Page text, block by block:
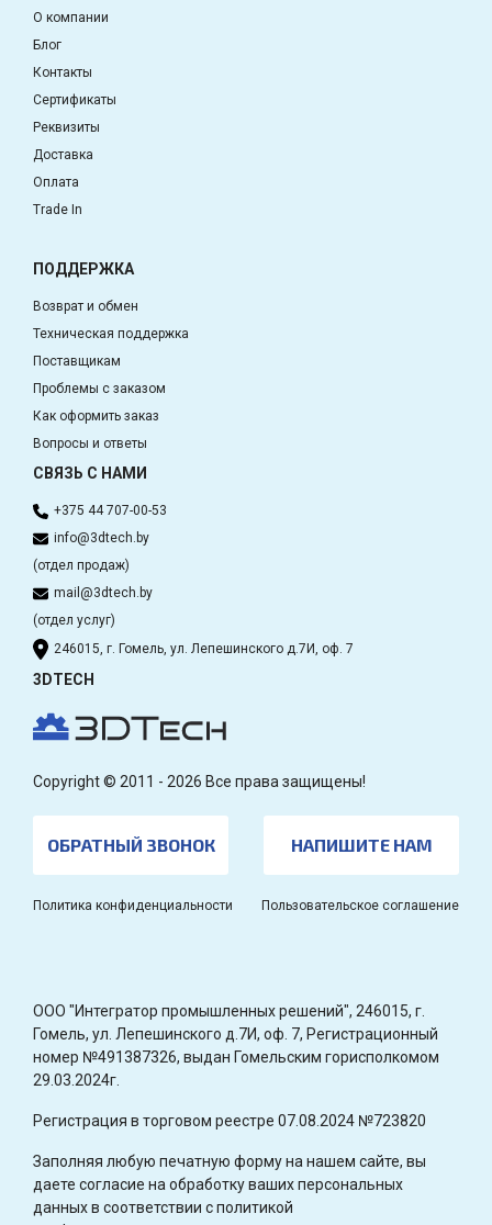
О компании
Блог
Контакты
Сертификаты
Реквизиты
Доставка
Оплата
Trade In
ПОДДЕРЖКА
Возврат и обмен
Техническая поддержка
Поставщикам
Проблемы с заказом
Как оформить заказ
Вопросы и ответы
СВЯЗЬ С НАМИ
+375 44 707-00-53
info@3dtech.by
(отдел продаж)
mail@3dtech.by
(отдел услуг)
246015, г. Гомель, ул. Лепешинского д.7И, оф. 7
3DTECH
Copyright © 2011 - 2026 Все права защищены!
ОБРАТНЫЙ ЗВОНОК НАПИШИТЕ НАМ
Политика конфиденциальности Пользовательское соглашение
OOO "Интегратор промышленных решений", 246015, г.
Гомель, ул. Лепешинского д.7И, оф. 7, Регистрационный
номер №491387326, выдан Гомельским горисполкомом
29.03.2024г.
Регистрация в торговом реестре 07.08.2024 №723820
Заполняя любую печатную форму на нашем сайте, вы
даете согласие на обработку ваших персональных
данных в соответствии с политикой